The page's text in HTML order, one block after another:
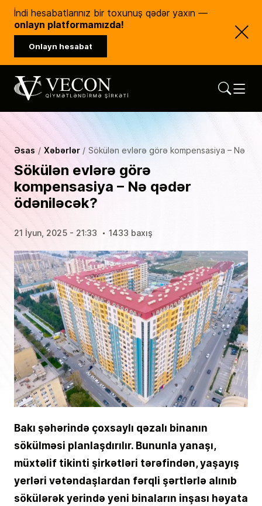
İndi hesabatlarınız bir toxunuş qədər yaxın —
onlayn platformamızda!
Onlayn hesabat
Vecon Consulting
Əsas Xəbərlər Sökülən evlərə görə kompensasiya – Nə
Sökülən evlərə görə
kompensasiya – Nə qədər
ödəniləcək?
21 İyun, 2025 - 21:33 1433 baxış
Bakı şəhərində çoxsaylı qəzalı binanın
sökülməsi planlaşdırılır. Bununla yanaşı,
müxtəlif tikinti şirkətləri tərəfindən, yaşayış
yerləri vətəndaşlardan fərqli şərtlərlə alınıb
sökülərək yerində yeni binaların inşası həyata